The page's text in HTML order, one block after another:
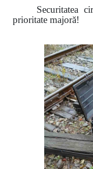
Securitatea
prioritate majoră!